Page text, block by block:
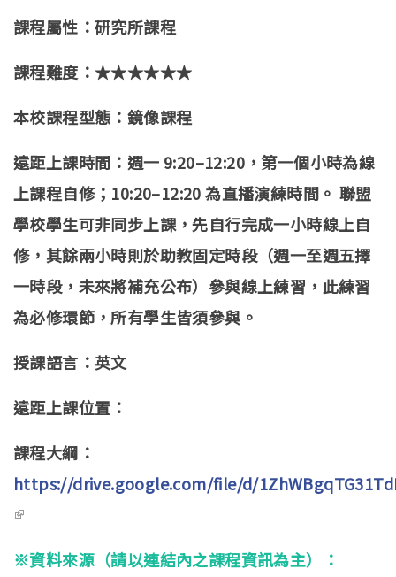
課程屬性：研究所課程
課程難度：★★★★★★
本校課程型態：鏡像課程
遠距上課時間：週一 9:20–12:20，第一個小時為線
上課程自修；10:20–12:20 為直播演練時間。 聯盟
學校學生可非同步上課，先自行完成一小時線上自
修，其餘兩小時則於助教固定時段（週一至週五擇
一時段，未來將補充公布）參與線上練習，此練習
為必修環節，所有學生皆須參與。
授課語言：英文
遠距上課位置：
課程大綱：
https://drive.google.com/file/d/
(link is external)
※資料來源（請以連結內之課程資訊為主）：